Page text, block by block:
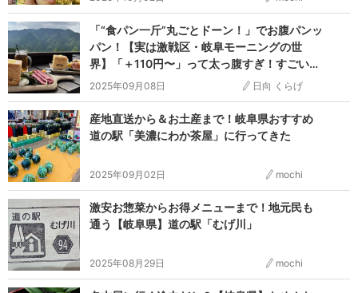
「“食パン一斤”丸ごとドーン！」でお腹パンッ
パン！【実は激戦区・岐阜モーニングの世
界】「＋110円〜」って太っ腹すぎ！すごい
わ…
2025年09月08日 日向 くらげ
産地直送から＆お土産まで！岐阜県おすすめ
道の駅「美濃にわか茶屋」に行ってきた
2025年09月02日 mochi
激安お惣菜からお得メニューまで！地元民も
通う【岐阜県】道の駅「むげ川」
2025年08月29日 mochi